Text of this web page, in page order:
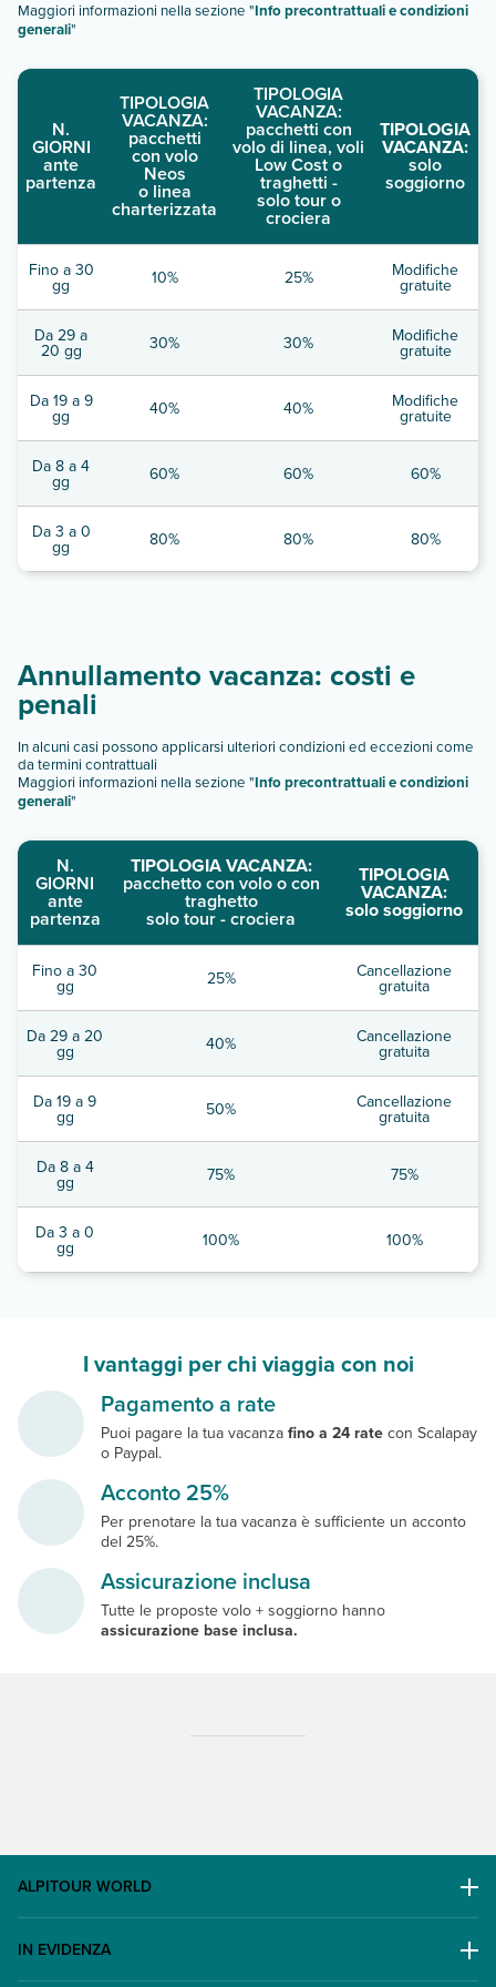
Maggiori informazioni nella sezione "Info precontrattuali e condizioni
generali"
N.
GIORNI
ante
partenza
TIPOLOGIA
VACANZA:
pacchetti
con volo
Neos
o linea
charterizzata
TIPOLOGIA
VACANZA:
pacchetti con
volo di linea, voli
Low Cost o
traghetti -
solo tour o
crociera
TIPOLOGIA
VACANZA:
solo
soggiorno
Fino a 30
gg 10% 25% Modifiche
gratuite
Da 29 a
20 gg 30% 30% Modifiche
gratuite
Da 19 a 9
gg 40% 40% Modifiche
gratuite
Da 8 a 4
gg 60% 60% 60%
Da 3 a 0
gg 80% 80% 80%
Annullamento vacanza: costi e
penali
In alcuni casi possono applicarsi ulteriori condizioni ed eccezioni come
da termini contrattuali
Maggiori informazioni nella sezione "Info precontrattuali e condizioni
generali"
N.
GIORNI
ante
partenza
TIPOLOGIA VACANZA:
pacchetto con volo o con
traghetto
solo tour - crociera
TIPOLOGIA
VACANZA:
solo soggiorno
Fino a 30
gg 25% Cancellazione
gratuita
Da 29 a 20
gg 40% Cancellazione
gratuita
Da 19 a 9
gg 50% Cancellazione
gratuita
Da 8 a 4
gg 75% 75%
Da 3 a 0
gg 100% 100%
I vantaggi per chi viaggia con noi
Pagamento a rate
Puoi pagare la tua vacanza fino a 24 rate con Scalapay
o Paypal.
Acconto 25%
Per prenotare la tua vacanza è sufficiente un acconto
del 25%.
Assicurazione inclusa
Tutte le proposte volo + soggiorno hanno
assicurazione base inclusa.
ALPITOUR WORLD
IN EVIDENZA